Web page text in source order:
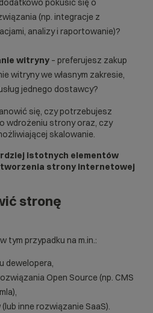
pokusić się o
(np. integracje z
analizy i raportowanie)?
witryny – preferujesz zakup
witryny we własnym zakresie,
jednego dostawcy?
się, czy potrzebujesz
wdrożeniu strony oraz, czy
skalowanie.
istotnych elementów
strony internetowej
stronę
tym przypadku na m.in.:
dewelopera,
Open Source (np. CMS
(lub inne rozwiązanie SaaS).